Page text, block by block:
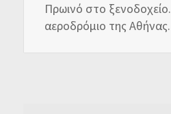
Πρωινό στο
αεροδρόμιο της Αθήνας.